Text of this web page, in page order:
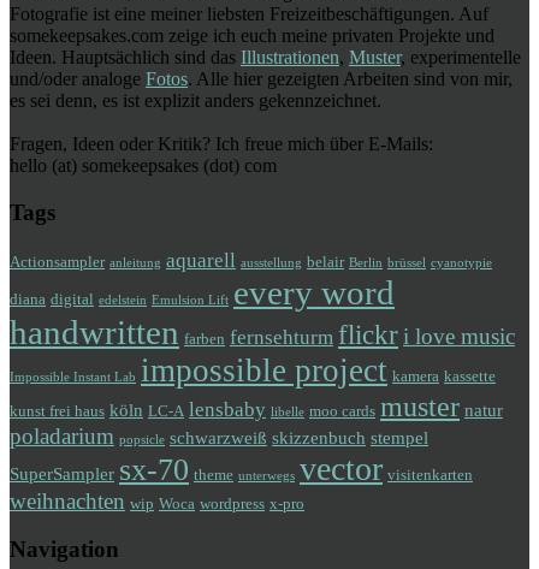
Fotografie ist eine meiner liebsten Freizeitbeschäftigungen. Auf
somekeepsakes.com zeige ich euch meine privaten Projekte und
Ideen. Hauptsächlich sind das Illustrationen, Muster, experimentelle
und/oder analoge Fotos. Alle hier gezeigten Arbeiten sind von mir,
es sei denn, es ist explizit anders gekennzeichnet.
Fragen, Ideen oder Kritik? Ich freue mich über E-Mails:
hello (at) somekeepsakes (dot) com
Tags
Actionsampler anleitung aquarell ausstellung belair Berlin brüssel cyanotypie
diana digital edelstein Emulsion Lift every word
handwritten farben fernsehturm flickr i love music
Impossible Instant Lab impossible project kamera kassette
kunst frei haus köln LC-A lensbaby libelle moo cards muster natur
poladarium popsicle schwarzweiß skizzenbuch stempel
SuperSampler sx-70 theme unterwegs vector visitenkarten
weihnachten wip Woca wordpress x-pro
Navigation